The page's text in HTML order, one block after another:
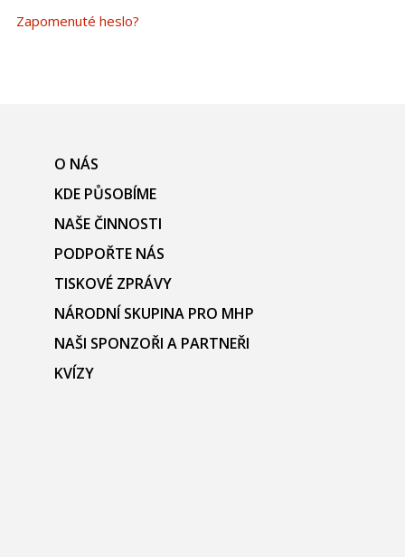
Zapomenuté heslo?
O NÁS
KDE PŮSOBÍME
NAŠE ČINNOSTI
PODPOŘTE NÁS
TISKOVÉ ZPRÁVY
NÁRODNÍ SKUPINA PRO MHP
NAŠI SPONZOŘI A PARTNEŘI
KVÍZY